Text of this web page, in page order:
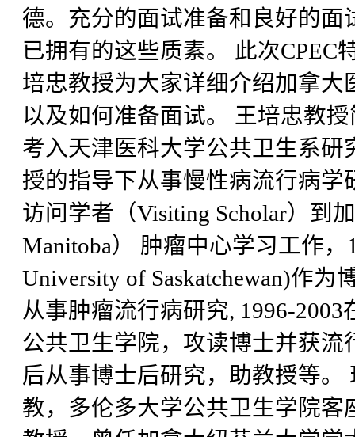
德。充分的面试准备和良好的
已拥有的这些质素。 此次CPEC
培忠教授为大家详细介绍加拿
以及如何准备面试。 王培忠教
考入天津医科大学公共卫生系
授的指导下从事慢性病流行病学
访问学者（Visiting Scholar）到
Manitoba） 肿瘤中心学习工作
University of Saskatchewan)作为
从事肿瘤流行病研究, 1996-
公共卫生学院，攻读博士并获
后从事博士后研究，助教授等
教，多伦多大学公共卫生学院